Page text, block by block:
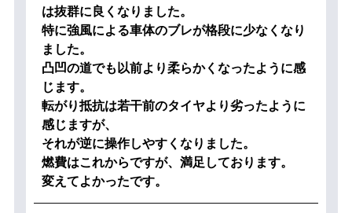
は抜群に良くなりました。
特に強風による車体のブレが格段に少なくなり
ました。
凸凹の道でも以前より柔らかくなったように感
じます。
転がり抵抗は若干前のタイヤより劣ったように
感じますが、
それが逆に操作しやすくなりました。
燃費はこれからですが、満足しております。
変えてよかったです。